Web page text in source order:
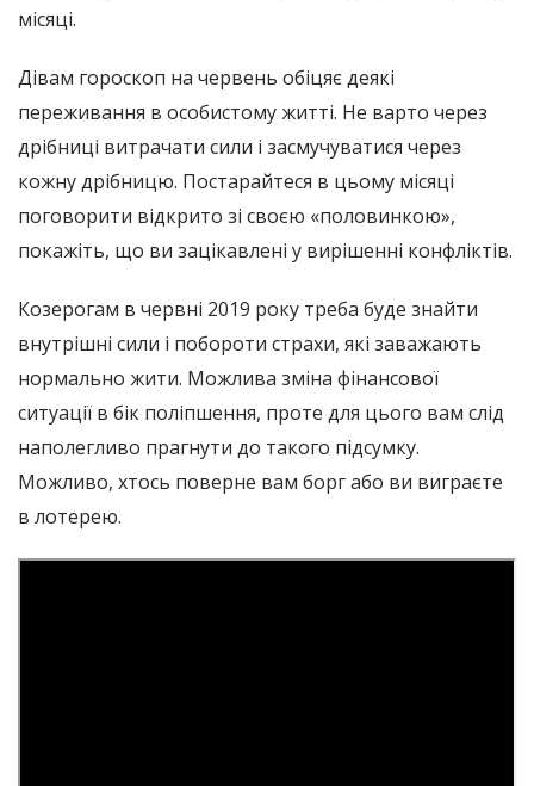
місяці.
Дівам гороскоп на червень обіцяє деякі
переживання в особистому житті. Не варто через
дрібниці витрачати сили і засмучуватися через
кожну дрібницю. Постарайтеся в цьому місяці
поговорити відкрито зі своєю «половинкою»,
покажіть, що ви зацікавлені у вирішенні конфліктів.
Козерогам в червні 2019 року треба буде знайти
внутрішні сили і побороти страхи, які заважають
нормально жити. Можлива зміна фінансової
ситуації в бік поліпшення, проте для цього вам слід
наполегливо прагнути до такого підсумку.
Можливо, хтось поверне вам борг або ви виграєте
в лотерею.